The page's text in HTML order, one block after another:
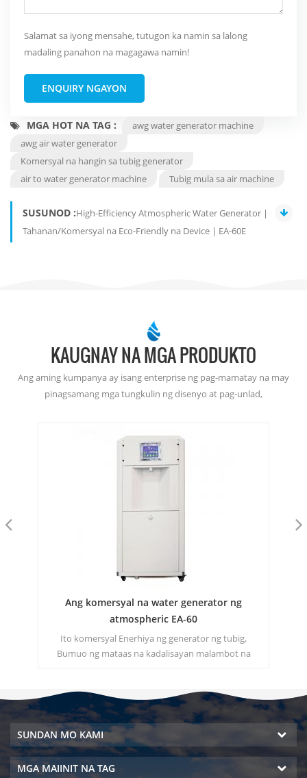
Salamat sa iyong mensahe, tutugon ka namin sa lalong
madaling panahon na magagawa namin!
ENQUIRY NGAYON
MGA HOT NA TAG :
awg water generator machine
awg air water generator
Komersyal na hangin sa tubig generator
air to water generator machine
Tubig mula sa air machine
SUSUNOD :High-Efficiency Atmospheric Water Generator |
Tahanan/Komersyal na Eco-Friendly na Device | EA-60E
KAUGNAY NA MGA PRODUKTO
Ang aming kumpanya ay isang enterprise ng pag-mamatay na may
pinagsamang mga tungkulin ng disenyo at pag-unlad,
Ang komersyal na water generator ng
atmospheric EA-60
Ito komersyal Enerhiya ng generator ng tubig,
Bumuo ng mataas na kadalisayan malambot na
SUNDAN MO KAMI
MGA MAIINIT NA TAG